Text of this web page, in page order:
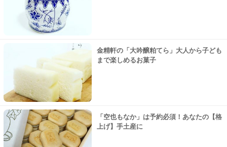
金精軒の「大吟醸粕てら」大人から子ども
まで楽しめるお菓子
「空也もなか」は予約必須！あなたの【格
上げ】手土産に